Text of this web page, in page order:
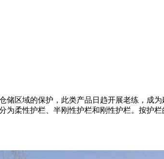
区域的保护，此类产品日趋开展老练，成
柔性护栏、半刚性护栏和刚性护栏。按护